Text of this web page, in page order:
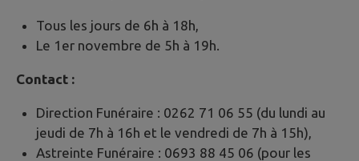
Tous les jours de 6h à 18h,
Le 1er novembre de 5h à 19h.
Contact :
Direction Funéraire : 0262 71 06 55 (du lundi au
jeudi de 7h à 16h et le vendredi de 7h à 15h),
Astreinte Funéraire : 0693 88 45 06 (pour les